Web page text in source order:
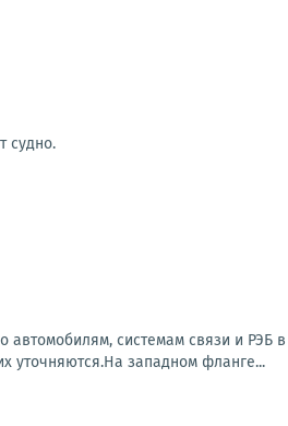
судно.
системам связи и РЭБ
уточняются.На западном фланге...